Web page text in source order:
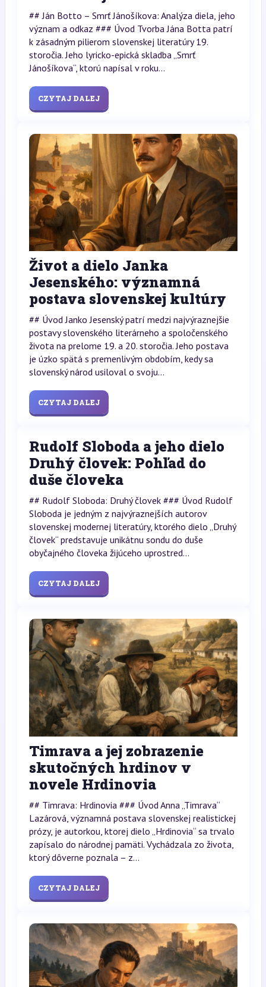
## Ján Botto – Smrť Jánošíkova: Analýza diela, jeho
význam a odkaz ### Úvod Tvorba Jána Botta patrí
k zásadným pilierom slovenskej literatúry 19.
storočia. Jeho lyricko-epická skladba „Smrť
Jánošíkova“, ktorú napísal v roku...
CZYTAJ DALEJ
Život a dielo Janka
Jesenského: významná
postava slovenskej kultúry
## Úvod Janko Jesenský patrí medzi najvýraznejšie
postavy slovenského literárneho a spoločenského
života na prelome 19. a 20. storočia. Jeho postava
je úzko spätá s premenlivým obdobím, kedy sa
slovenský národ usiloval o svoju...
CZYTAJ DALEJ
Rudolf Sloboda a jeho dielo
Druhý človek: Pohľad do
duše človeka
## Rudolf Sloboda: Druhý človek ### Úvod Rudolf
Sloboda je jedným z najvýraznejších autorov
slovenskej modernej literatúry, ktorého dielo „Druhý
človek“ predstavuje unikátnu sondu do duše
obyčajného človeka žijúceho uprostred...
CZYTAJ DALEJ
Timrava a jej zobrazenie
skutočných hrdinov v
novele Hrdinovia
## Timrava: Hrdinovia ### Úvod Anna „Timrava“
Lazárová, významná postava slovenskej realistickej
prózy, je autorkou, ktorej dielo „Hrdinovia“ sa trvalo
zapísalo do národnej pamäti. Vychádzala zo života,
ktorý dôverne poznala – z...
CZYTAJ DALEJ